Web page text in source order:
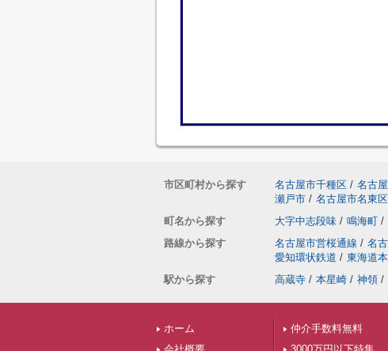
市区町村から探す 名古屋市千種区 / 名古
瀬戸市 / 名古屋市名東区
町名から探す
大字中志段味 / 鳴海町 /
路線から探す
名古屋市営桜通線 / 名
愛知環状鉄道 / 東海道
駅から探す
高蔵寺 / 本星崎 / 神領 /
ホーム
仲介手数料無料